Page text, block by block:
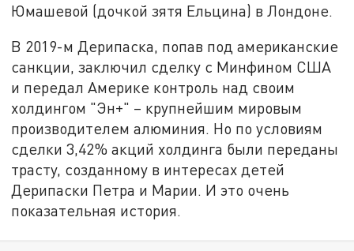
Юмашевой (дочкой зятя Ельцина) в Лондоне.
В 2019-м Дерипаска, попав под американские
санкции, заключил сделку с Минфином США
и передал Америке контроль над своим
холдингом "Эн+" – крупнейшим мировым
производителем алюминия. Но по условиям
сделки 3,42% акций холдинга были переданы
трасту, созданному в интересах детей
Дерипаски Петра и Марии. И это очень
показательная история.